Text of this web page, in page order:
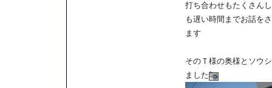
打ち合わせもたくさん
も遅い時間までお話を
ます
そのＴ様の奥様とソウ
ました